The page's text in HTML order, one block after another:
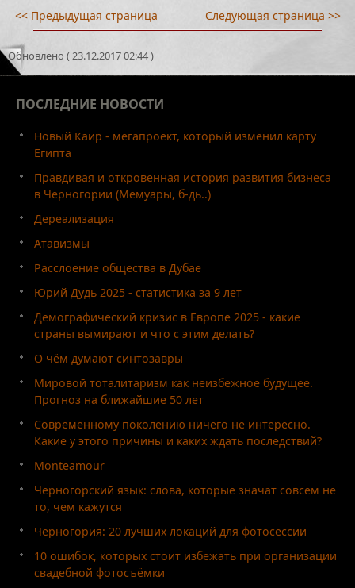
<< Предыдущая страница Следующая страница >>
Обновлено ( 23.12.2017 02:44 )
ПОСЛЕДНИЕ НОВОСТИ
Новый Каир - мегапроект, который изменил карту
Египта
Правдивая и откровенная история развития бизнеса
в Черногории (Мемуары, б-дь..)
Дереализация
Атавизмы
Расслоение общества в Дубае
Юрий Дудь 2025 - статистика за 9 лет
Демографический кризис в Европе 2025 - какие
страны вымирают и что с этим делать?
О чём думают синтозавры
Мировой тоталитаризм как неизбежное будущее.
Прогноз на ближайшие 50 лет
Современному поколению ничего не интересно.
Какие у этого причины и каких ждать последствий?
Monteamour
Черногорский язык: слова, которые значат совсем не
то, чем кажутся
Черногория: 20 лучших локаций для фотосессии
10 ошибок, которых стоит избежать при организации
свадебной фотосъёмки